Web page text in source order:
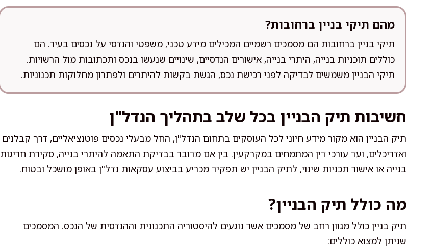
מהם תיקי בניין ברחובות?
תיקי בניין ברחובות הם מסמכים רשמיים המכילים מידע טכני, משפטי והנדסי על נכסים בעיר. הם
כוללים תוכניות בנייה, היתרי בנייה, אישורים הנדסיים, שינויים שנעשו בנכס ותכתובות מול הרשויות.
תיקי הבניין משמשים לבדיקה לפני רכישת נכס, הגשת בקשות להיתרים ולפתרון מחלוקות תכנוניות.
חשיבות תיק הבניין בכל שלב בתהליך הנדל"ן
תיק הבניין הוא מקור מידע חיוני לכל העוסקים בתחום הנדל"ן, החל מבעלי נכסים פוטנציאליים, דרך קבלנים
ואדריכלים, ועד עורכי דין המתמחים במקרקעין. בין אם מדובר בבדיקת התאמה להיתרי בנייה, סקירת חריגות
בנייה או אישור תכניות שינוי, לתיק הבניין יש תפקיד מכריע בביצוע עסקאות נדל"ן באופן מושכל ובטוח.
מה כולל תיק הבניין?
תיק בניין כולל מגוון רחב של מסמכים אשר נוגעים להיסטוריה התכנונית וההנדסית של הנכס. המסמכים
שניתן למצוא כוללים: